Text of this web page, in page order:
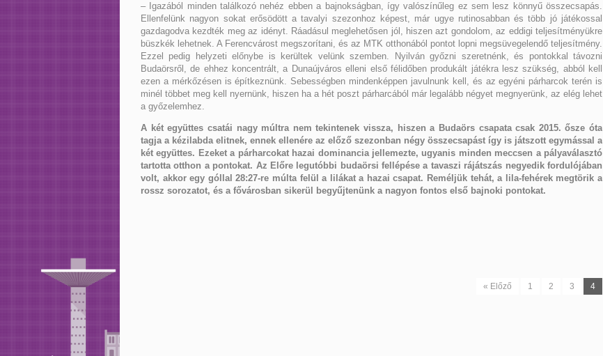
– Igazából minden találkozó nehéz ebben a bajnokságban, így valószínűleg ez sem lesz könnyű összecsapás.
Ellenfelünk nagyon sokat erősödött a tavalyi szezonhoz képest, már ugye rutinosabban és több jó játékossal
gazdagodva kezdték meg az idényt. Ráadásul meglehetősen jól, hiszen azt gondolom, az eddigi teljesítményükre
büszkék lehetnek. A Ferencvárost megszorítani, és az MTK otthonából pontot lopni megsüvegelendő teljesítmény.
Ezzel pedig helyzeti előnybe is kerültek velünk szemben. Nyilván győzni szeretnénk, és pontokkal távozni
Budaörsről, de ehhez koncentrált, a Dunaújváros elleni első félidőben produkált játékra lesz szükség, abból kell
ezen a mérkőzésen is építkeznünk. Sebességben mindenképpen javulnunk kell, és az egyéni párharcok terén is
minél többet meg kell nyernünk, hiszen ha a hét poszt párharcából már legalább négyet megnyerünk, az elég lehet
a győzelemhez.
A két együttes csatái nagy múltra nem tekintenek vissza, hiszen a Budaörs csapata csak 2015. ősze óta
tagja a kézilabda elitnek, ennek ellenére az előző szezonban négy összecsapást így is játszott egymással a
két együttes. Ezeket a párharcokat hazai dominancia jellemezte, ugyanis minden meccsen a pályaválasztó
tartotta otthon a pontokat. Az Előre legutóbbi budaörsi fellépése a tavaszi rájátszás negyedik fordulójában
volt, akkor egy góllal 28:27-re múlta felül a lilákat a hazai csapat. Reméljük tehát, a lila-fehérek megtörik a
rossz sorozatot, és a fővárosban sikerül begyűjtenünk a nagyon fontos első bajnoki pontokat.
« Előző 1 2 3 4